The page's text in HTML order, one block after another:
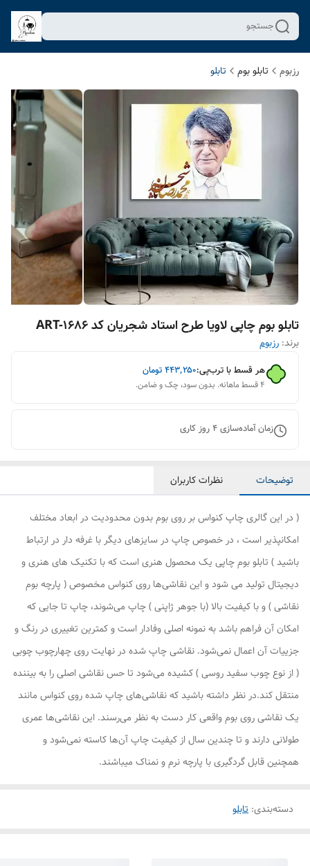
جستجو
رزبوم تابلو بوم تابلو
تابلو بوم چاپی لاویا طرح استاد شجریان کد ART-1686
برند: رزبوم
هر قسط با ترب‌پی:۴۴۳٬۲۵۰تومان
۴ قسط ماهانه. بدون سود، چک و ضامن.
زمان آماده‌سازی4روز کاری
توضیحات نظرات کاربران
( در این گالری چاپ کنواس بر روی بوم بدون محدودیت در ابعاد مختلف
امکانپذیر است ، در خصوص چاپ در سایزهای دیگر با غرفه دار در ارتباط
باشید ) تابلو بوم چاپی یک محصول هنری است که با تکنیک های هنری و
دیجیتال تولید می شود و این نقاشی‌ها روی کنواس مخصوص ( پارچه بوم
نقاشی ) و با کیفیت بالا (با جوهر ژاپنی ) چاپ می‌شوند، چاپ تا جایی که
امکان آن فراهم باشد به نمونه اصلی وفادار است و کمترین تغییری در رنگ و
جزییات آن اعمال نمی‌شود. نقاشی چاپ شده در نهایت روی چهارچوب چوبی
( از نوع چوب سفید روسی ) کشیده می‌شود تا حس نقاشی اصلی را به بیننده
منتقل کند.در نظر داشته باشید که نقاشی‌های چاپ شده روی کنواس مانند
یک نقاشی روی بوم واقعی کار دست به نظر می‌رسند. این نقاشی‌ها عمری
طولانی دارند و تا چندین سال از کیفیت چاپ آن‌ها کاسته نمی‌شود و
همچنین قابل گردگیری با پارچه نرم و نمناک میباشند.
دسته‌بندی: تابلو